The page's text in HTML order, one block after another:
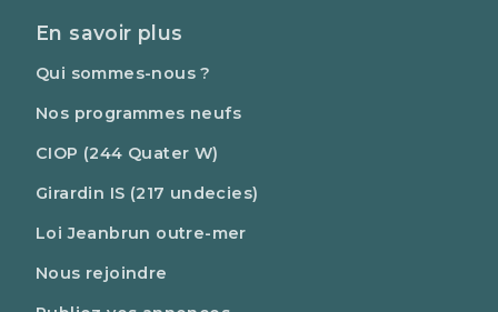
En savoir plus
Qui sommes-nous ?
Nos programmes neufs
CIOP (244 Quater W)
Girardin IS (217 undecies)
Loi Jeanbrun outre-mer
Nous rejoindre